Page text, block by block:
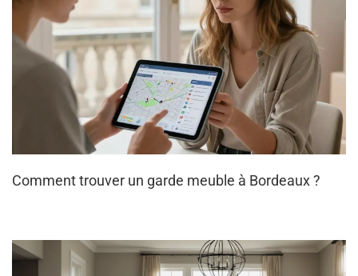
Comment trouver un garde meuble à Bordeaux ?